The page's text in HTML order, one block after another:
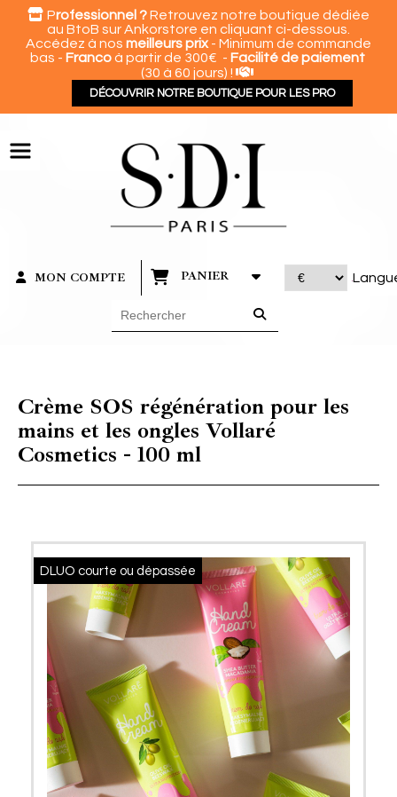
 Professionnel ?Retrouvez notre boutique dédiée
au BtoB sur Ankorstore en cliquant ci-dessous.
Accédez à nos meilleurs prix- Minimum de commande
bas - Francoà partir de 300€ - Facilité de paiement
(30 à 60 jours) ! 
DÉCOUVRIR NOTRE BOUTIQUE POUR LES PRO
MON COMPTE PANIER
Crème SOS régénération pour les
mains et les ongles Vollaré
Cosmetics - 100 ml
DLUO courte ou dépassée
Panneau de gestion des cookies